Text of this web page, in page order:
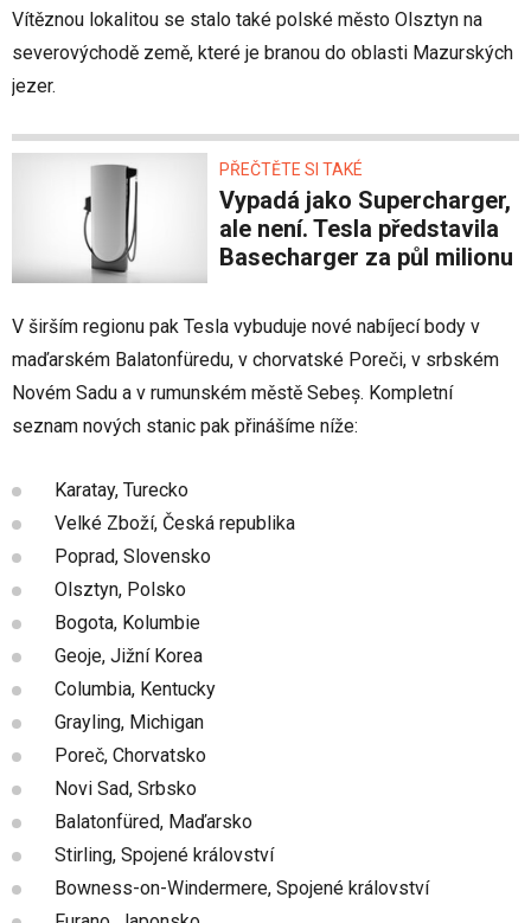
Vítěznou lokalitou se stalo také polské město Olsztyn na
severovýchodě země, které je branou do oblasti Mazurských
jezer.
PŘEČTĚTE SI TAKÉ
Vypadá jako Supercharger,
ale není. Tesla představila
Basecharger za půl milionu
V širším regionu pak Tesla vybuduje nové nabíjecí body v
maďarském Balatonfüredu, v chorvatské Poreči, v srbském
Novém Sadu a v rumunském městě Sebeș. Kompletní
seznam nových stanic pak přinášíme níže:
Karatay, Turecko
Velké Zboží, Česká republika
Poprad, Slovensko
Olsztyn, Polsko
Bogota, Kolumbie
Geoje, Jižní Korea
Columbia, Kentucky
Grayling, Michigan
Poreč, Chorvatsko
Novi Sad, Srbsko
Balatonfüred, Maďarsko
Stirling, Spojené království
Bowness-on-Windermere, Spojené království